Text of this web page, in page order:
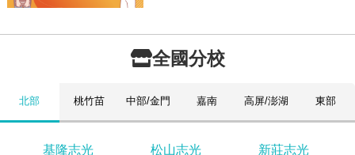
全國分校
北部 桃竹苗 中部/金門 嘉南 高屏/澎湖 東部
基隆志光 松山志光 新莊志光